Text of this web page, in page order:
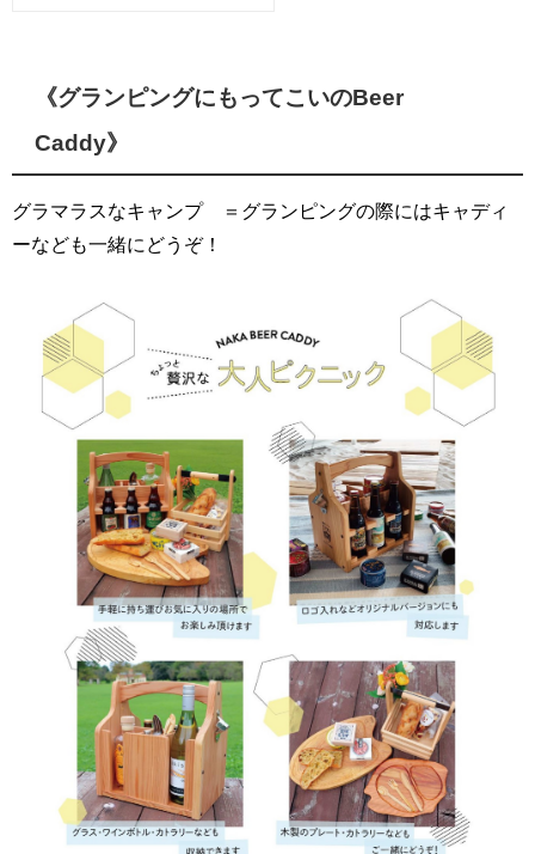
《グランピングにもってこいのBeer
Caddy》
グラマラスなキャンプ ＝グランピングの際にはキャディ
ーなども一緒にどうぞ！